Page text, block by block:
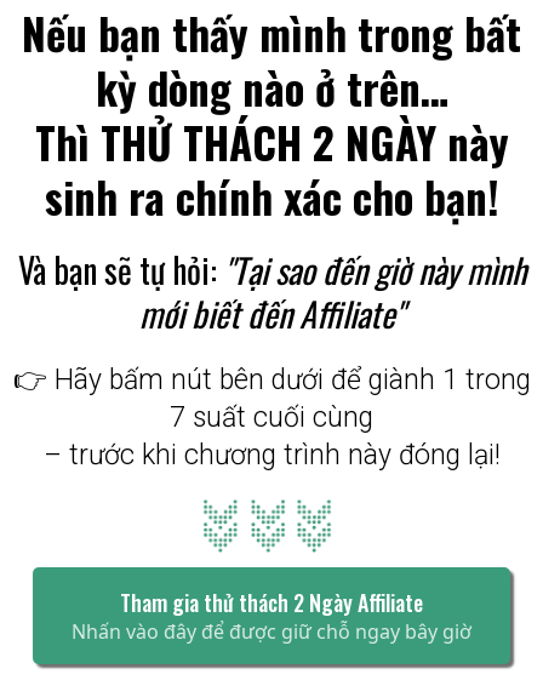
Nếu bạn thấy mình trong bất
kỳ dòng nào ở trên…
Thì THỬ THÁCH 2 NGÀY này
sinh ra chính xác cho bạn!
Và bạn sẽ tự hỏi: "Tại sao đến giờ này mình
mới biết đến Affiliate"
👉 Hãy bấm nút bên dưới để giành 1 trong
7 suất cuối cùng
– trước khi chương trình này đóng lại!
Tham gia thử thách 2 Ngày Affiliate
Nhấn vào đây để được giữ chỗ ngay bây giờ